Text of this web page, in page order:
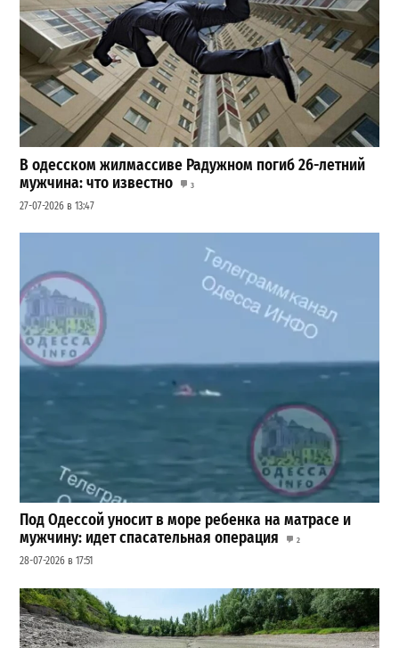
В одесском жилмассиве Радужном погиб 26-летний
мужчина: что известно
3
27-07-2026 в 13:47
Под Одессой уносит в море ребенка на матрасе и
мужчину: идет спасательная операция
2
28-07-2026 в 17:51